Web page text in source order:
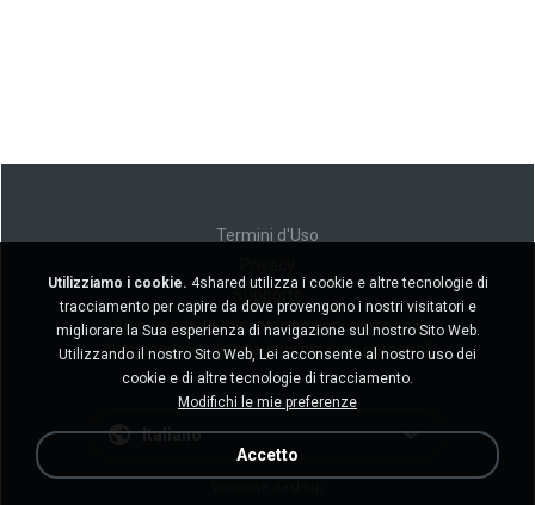
Termini d'Uso
Non venda le mie informazioni personali
Non condivida le mie informazioni personali
Italiano
Utilizziamo i cookie. 4shared utilizza i cookie e altre tecnologie di
tracciamento per capire da dove provengono i nostri visitatori e
migliorare la Sua esperienza di navigazione sul nostro Sito Web.
Utilizzando il nostro Sito Web, Lei acconsente al nostro uso dei
cookie e di altre tecnologie di tracciamento.
Modifichi le mie preferenze
Accetto